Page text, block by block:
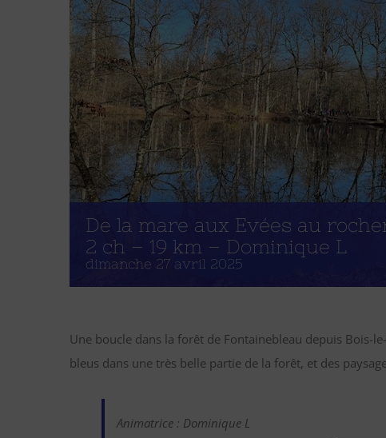
De la mare aux Evées au
2 ch – 19 km – Dominique L
dimanche 27 avril 2025
Une boucle dans la forêt de Fontainebleau depuis Bois-
bleus dans une très belle partie de la forêt, et des
Animatrice : Dominique L